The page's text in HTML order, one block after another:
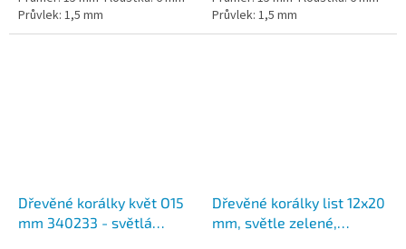
Průvlek: 1,5 mm
Průvlek: 1,5 mm
Dřevěné korálky květ O15
mm 340233 - světlá
Dřevěné korálky list 12x20
mm, světle zelené,